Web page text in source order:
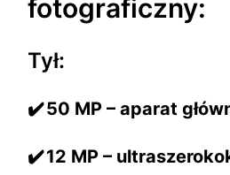
fotograficzny:
Tył:
✔️50 MP – aparat
✔️12 MP –